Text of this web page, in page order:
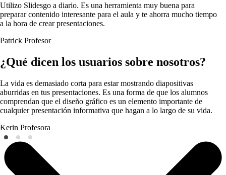
Utilizo Slidesgo a diario. Es una herramienta muy buena para
preparar contenido interesante para el aula y te ahorra mucho tiempo
a la hora de crear presentaciones.
Patrick Profesor
¿Qué dicen los usuarios sobre nosotros?
La vida es demasiado corta para estar mostrando diapositivas
aburridas en tus presentaciones. Es una forma de que los alumnos
comprendan que el diseño gráfico es un elemento importante de
cualquier presentación informativa que hagan a lo largo de su vida.
Kerin Profesora